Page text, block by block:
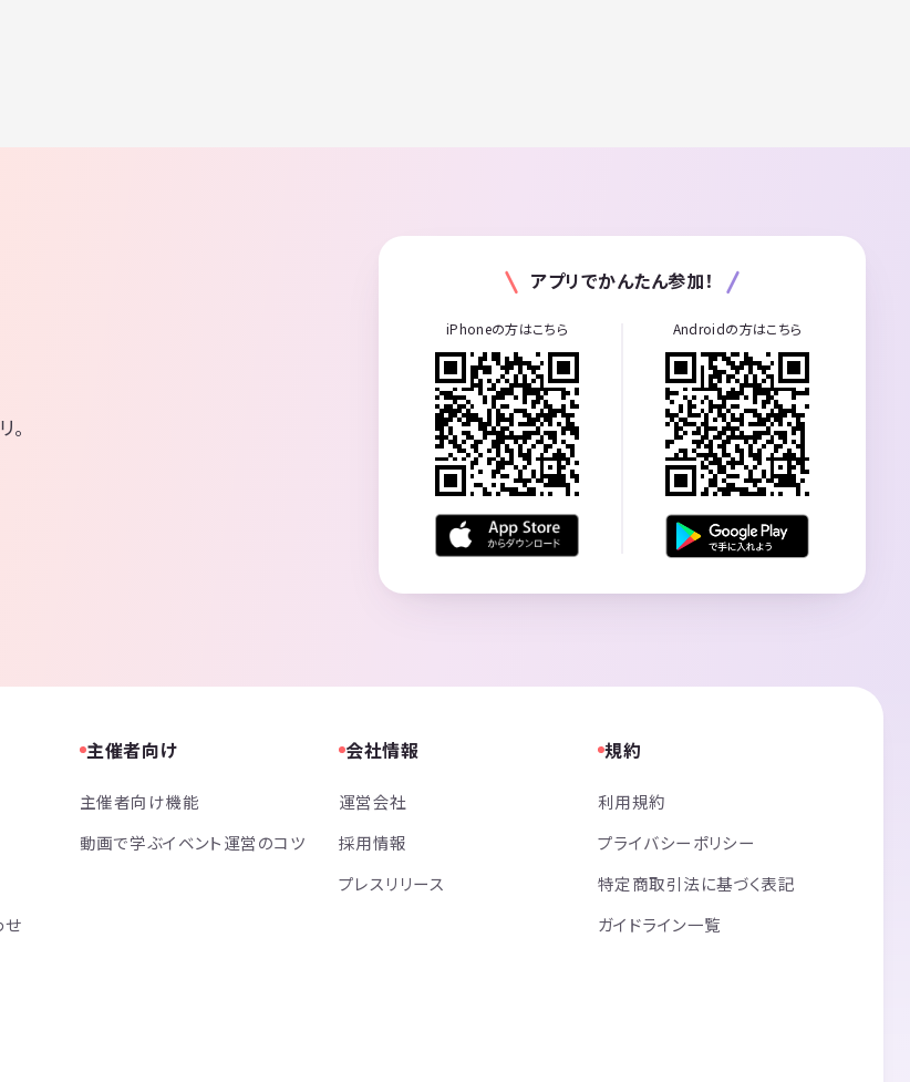
アプリでかんたん参加！
iPhoneの方はこちら Androidの方はこちら
せ
主催者向け
主催者向け機能
動画で学ぶイベント運営のコツ
会社情報
運営会社
採用情報
プレスリリース
規約
利用規約
プライバシーポリシー
特定商取引法に基づく表記
ガイドライン一覧